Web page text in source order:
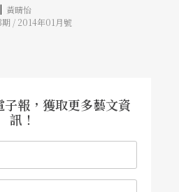
配詰問，反諷共產體制下的北韓政府，也對
種的北韓人民表達關懷。
| 黃晴怡
/ 2014年01月號
報，獲取更多藝文資
訊！